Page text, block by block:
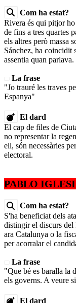
Com ha estat?
Rivera és qui pitjor ho
de fins a tres quartes
els altres però massa
Sánchez, ha coincidit
assentia quan parlava.
La frase
"Jo trauré les traves
Espanya"
El dard
El cap de files de
no representar la
ell, són necessàries
electoral.
PABLO
Com ha estat?
S'ha beneficiat dels
distingir el discurs del
ara Catalunya o la
per acorralar el
La frase
"Que bé es baralla la
els governs. A veure
El dard